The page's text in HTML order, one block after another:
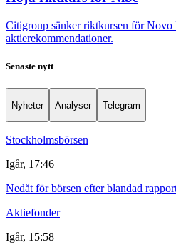
Citigroup sänker riktkursen för Novo
aktierekommendationer.
Senaste nytt
Nyheter Analyser Telegram
Stockholmsbörsen
Igår, 17:46
Nedåt för börsen efter blandad
Aktiefonder
Igår, 15:58